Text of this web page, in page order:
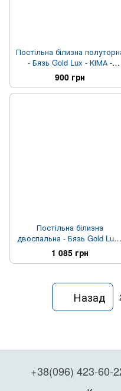
Постільна білизна
- Бязь Gold Lux - КІМА -
Комашки
900 грн
Постільна білизна
двоспальна - Бязь Gold Lux -
КІМА - Гілочки на сірому
1 085 грн
Назад
+38(096) 423-60-